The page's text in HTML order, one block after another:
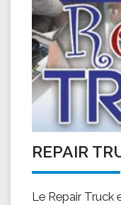
REPAIR
Le Repair Truck